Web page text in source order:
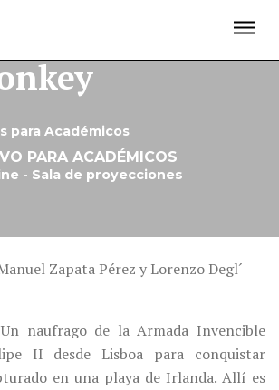
para Académicos
PARA ACADÉMICOS
- Sala de proyecciones
Zapata Pérez y Lorenzo Degl´
naufrago de la Armada Invencible
II desde Lisboa para conquistar
en una playa de Irlanda. Allí es
ACTUALIDAD
LA ACADEMIA DE CINE
NEWSLETTER